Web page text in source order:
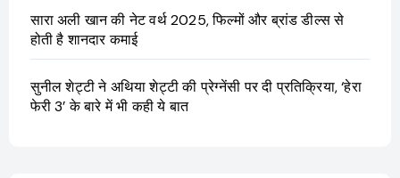
सारा अली खान की नेट वर्थ 2025, फिल्मों और ब्रांड डील्स से
होती है शानदार कमाई
सुनील शेट्टी ने अथिया शेट्टी की प्रेग्नेंसी पर दी प्रतिक्रिया, ‘हेरा
फेरी 3’ के बारे में भी कही ये बात